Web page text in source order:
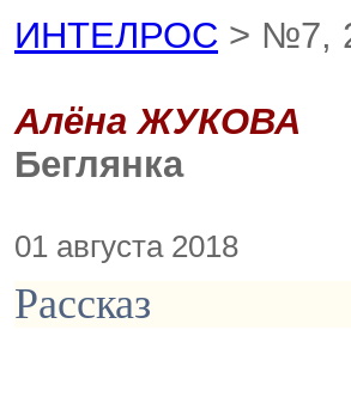
ИНТЕЛРОС > №7,
Алёна ЖУКОВА
Беглянка
01 августа 2018
Рассказ